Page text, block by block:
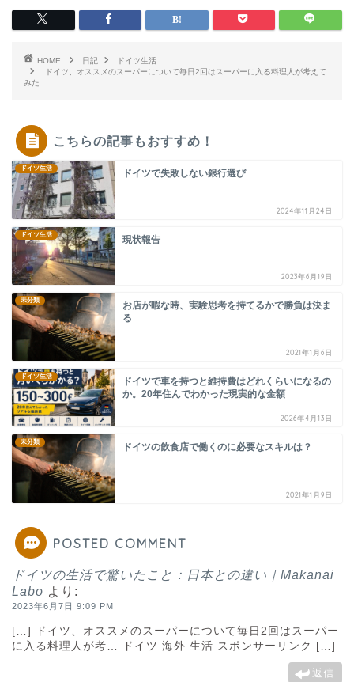
HOME 日記
ドイツ生活
ドイツ、オススメのスーパーについて毎日2回はスーパーに入る料理人が考えて
みた
こちらの記事もおすすめ！
ドイツ生活 ドイツで失敗しない銀行選び
2024年11月24日
ドイツ生活 現状報告
2023年6月19日
未分類
お店が暇な時、実験思考を持てるかで勝負は決ま
る
2021年1月6日
ドイツ生活
ドイツで車を持つと維持費はどれくらいになるの
か。20年住んでわかった現実的な金額
2026年4月13日
未分類 ドイツの飲食店で働くのに必要なスキルは？
2021年1月9日
POSTED COMMENT
ドイツの生活で驚いたこと：日本との違い｜Makanai
Labo より:
2023年6月7日 9:09 PM
[…] ドイツ、オススメのスーパーについて毎日2回はスーパー
に入る料理人が考… ドイツ 海外 生活 スポンサーリンク […]
返信